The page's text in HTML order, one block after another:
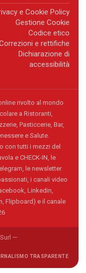
e Cookie Policy
Gestione Cookie
Codice etico
e rettifiche
Dichiarazione di
accessibilità
rivolto al mondo
a Ristoranti,
Pasticcerie, Bar,
e Salute.
con tutti i mezzi del
e CHECK-IN, le
le newsletter
i canali video
Linkedin,
Flipboard) e il canale
—
TRASPARENTE